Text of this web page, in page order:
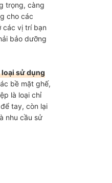
trọng, càng
cho các
các vị trí bạn
bảo dưỡng
loại sử dụng
bề mặt ghế,
là loại chỉ
tay, còn lại
nhu cầu sử